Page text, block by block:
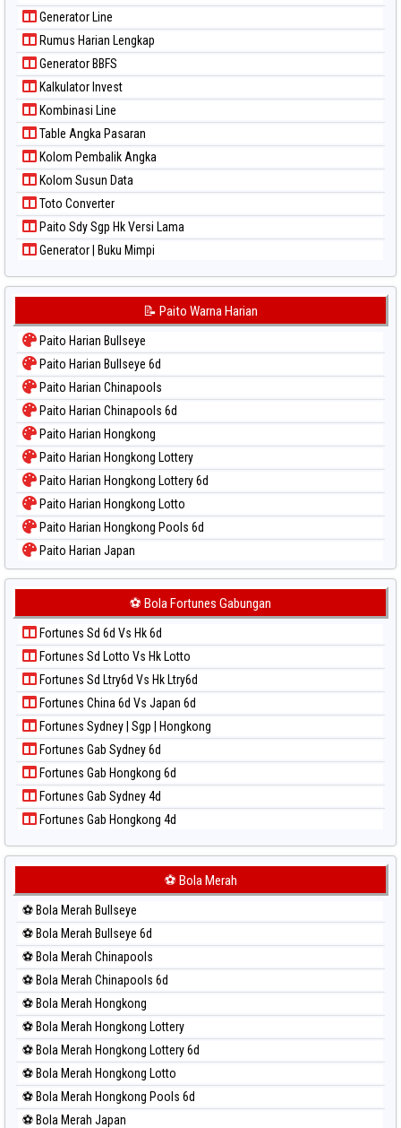
Paito Warna Sao Paulo
Paito Warna Singapore
Paito Warna Sydney
Paito Warna Sydney Lottery
Paito Warna Sydney Lottery 6d
Paito Warna Sydney Lotto
Paito Warna Sydney Pools 6d
Paito Warna Taipei
Paito Warna Taiwan
Generator Line
Rumus Harian Lengkap
Generator BBFS
Kalkulator Invest
Kombinasi Line
Table Angka Pasaran
Kolom Pembalik Angka
Kolom Susun Data
Toto Converter
Paito Sdy Sgp Hk Versi Lama
Generator | Buku Mimpi
📝 Paito Warna Harian
Paito Harian Bullseye
Paito Harian Bullseye 6d
Paito Harian Chinapools
Paito Harian Chinapools 6d
Paito Harian Hongkong
Paito Harian Hongkong Lottery
Paito Harian Hongkong Lottery 6d
Paito Harian Hongkong Lotto
Paito Harian Hongkong Pools 6d
Paito Harian Japan
Paito Harian Japan 6d
Paito Harian Korea
Paito Harian Kuda Lari
Paito Harian Magnum Cambodia
Paito Harian Nagoya
Paito Harian New York Midday
Paito Harian North Carolina Day
Paito Harian Pcso
Paito Harian Pennsylvania Day
Paito Harian Sao Paulo
Paito Harian Singapore
Paito Harian Sydney
Paito Harian Sydney Lottery
Paito Harian Sydney Lottery 6d
Paito Harian Sydney Lotto
Paito Harian Sydney Pools 6d
Paito Harian Taipei
Paito Harian Taiwan
⚽ Bola Fortunes Gabungan
Fortunes Sd 6d Vs Hk 6d
Fortunes Sd Lotto Vs Hk Lotto
Fortunes Sd Ltry6d Vs Hk Ltry6d
Fortunes China 6d Vs Japan 6d
Fortunes Sydney | Sgp | Hongkong
Fortunes Gab Sydney 6d
Fortunes Gab Hongkong 6d
Fortunes Gab Sydney 4d
Fortunes Gab Hongkong 4d
⚽ Bola Merah
⚽ Bola Merah Bullseye
⚽ Bola Merah Bullseye 6d
⚽ Bola Merah Chinapools
⚽ Bola Merah Chinapools 6d
⚽ Bola Merah Hongkong
⚽ Bola Merah Hongkong Lottery
⚽ Bola Merah Hongkong Lottery 6d
⚽ Bola Merah Hongkong Lotto
⚽ Bola Merah Hongkong Pools 6d
⚽ Bola Merah Japan